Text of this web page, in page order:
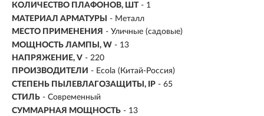
КОЛИЧЕСТВО ПЛАФОНОВ, ШТ - 1
МАТЕРИАЛ АРМАТУРЫ
- Металл
МЕСТО ПРИМЕНЕНИЯ - Уличные (садовые)
МОЩНОСТЬ ЛАМПЫ, W - 13
НАПРЯЖЕНИЕ, V - 220
ПРОИЗВОДИТЕЛИ - Ecola (Китай-Россия)
СТЕПЕНЬ ПЫЛЕВЛАГОЗАЩИТЫ, IP - 65
СТИЛЬ - Современный
СУММАРНАЯ МОЩНОСТЬ - 13